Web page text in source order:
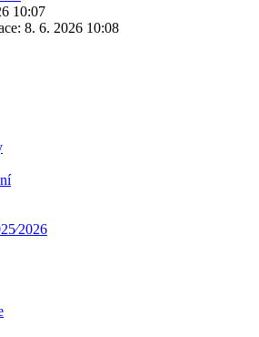
10:07
8. 6. 2026 10:08